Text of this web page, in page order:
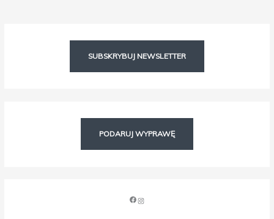
SUBSKRYBUJ NEWSLETTER
PODARUJ WYPRAWĘ